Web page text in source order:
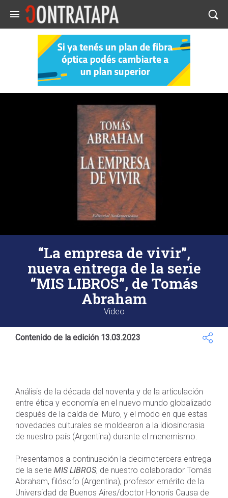
“La empresa de vivir”,
nueva entrega de la serie
“MIS LIBROS”, de Tomás
Abraham
Video
Contenido de la edición 13.03.2023
Análisis de la década del noventa y de la articulación
entre ética y economía en el nuevo mundo globalizado
después de la caída del Muro, y el modo en que estas
novedades culturales se moldearon a la idiosincrasia
de nuestro país (Argentina) durante el menemismo.
Presentamos a continuación la decimotercera entrega
de la serie MIS LIBROS, de nuestro colaborador Tomás
Abraham, filósofo (Argentina), profesor emérito de la
Universidad de Buenos Aires/doctor Honoris Causa de